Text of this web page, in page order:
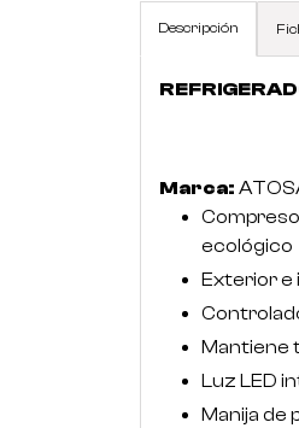
Descripción
Marca:
ecológico
Exterior e
Mantiene
Luz LED
Manija de